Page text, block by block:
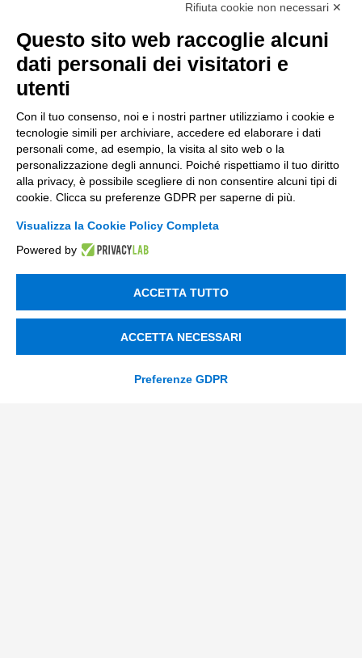
Compliance Normativa Integrata
Soluzioni Digitali
Smart Factory
Supply Chain
Soluzioni Custom
Soluzioni AI
Compliance
+39 0522 733711
Rifiuta cookie non necessari ✕
Questo sito web raccoglie alcuni
dati personali dei visitatori e
utenti
Con il tuo consenso, noi e i nostri partner utilizziamo i cookie e
tecnologie simili per archiviare, accedere ed elaborare i dati
personali come, ad esempio, la visita al sito web o la
personalizzazione degli annunci. Poiché rispettiamo il tuo diritto
alla privacy, è possibile scegliere di non consentire alcuni tipi di
cookie. Clicca su preferenze GDPR per saperne di più.
Visualizza la Cookie Policy Completa
Powered by
ACCETTA TUTTO
ACCETTA NECESSARI
Preferenze GDPR